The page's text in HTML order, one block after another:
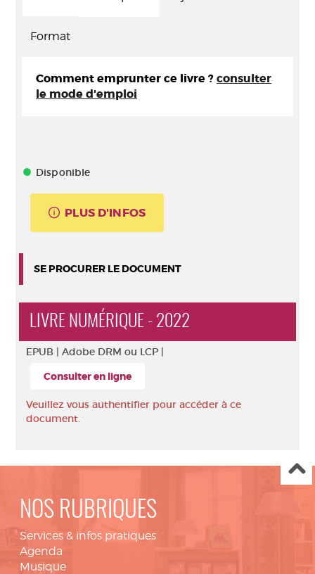
Format
Comment emprunter ce livre ? consulter
le mode d'emploi
Disponible
PLUS D'INFOS
SE PROCURER LE DOCUMENT
LIVRE NUMÉRIQUE - 2022
EPUB | Adobe DRM ou LCP |
Consulter en ligne
Veuillez vous authentifier pour accéder à ce
document.
NOS RUBRIQUES
Services & infos pratiques
Agenda
Musique